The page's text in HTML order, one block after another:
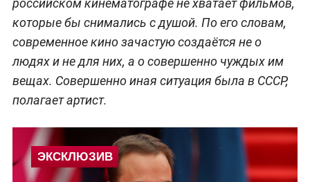
российском кинематографе не хватает фильмов,
которые бы снимались с душой. По его словам,
современное кино зачастую создаётся не о
людях и не для них, а о совершенно чуждых им
вещах. Совершенно иная ситуация была в СССР,
полагает артист.